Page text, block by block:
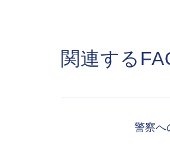
関連する
警察へ